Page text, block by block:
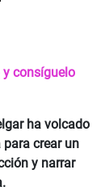
y consíguelo
ha volcado
crear un
y narrar